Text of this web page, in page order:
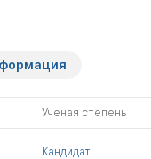
Ученая степень
Кандидат